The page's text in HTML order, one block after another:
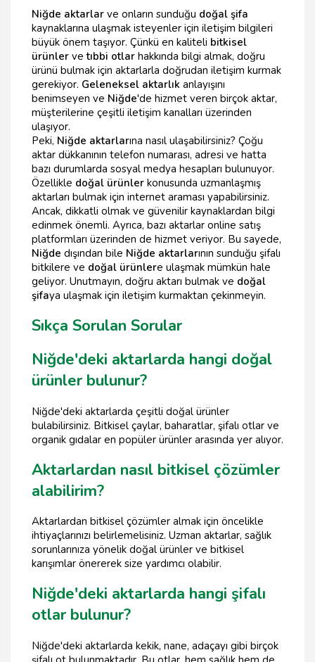
Niğde aktarlar ve onların sunduğu doğal şifa
kaynaklarına ulaşmak isteyenler için iletişim bilgileri
büyük önem taşıyor. Çünkü en kaliteli bitkisel
ürünler vetıbbi otlar hakkında bilgi almak, doğru
ürünü bulmak için aktarlarla doğrudan iletişim kurmak
gerekiyor. Geleneksel aktarlık anlayışını
benimseyen ve Niğde'de hizmet veren birçok aktar,
müşterilerine çeşitli iletişim kanalları üzerinden
ulaşıyor.
Peki, Niğde aktarlarına nasıl ulaşabilirsiniz? Çoğu
aktar dükkanının telefon numarası, adresi ve hatta
bazı durumlarda sosyal medya hesapları bulunuyor.
Özellikle doğal ürünler konusunda uzmanlaşmış
aktarları bulmak için internet araması yapabilirsiniz.
Ancak, dikkatli olmak ve güvenilir kaynaklardan bilgi
edinmek önemli. Ayrıca, bazı aktarlar online satış
platformları üzerinden de hizmet veriyor. Bu sayede,
Niğde dışından bile Niğde aktarlarının sunduğu şifalı
bitkilere ve doğal ürünlere ulaşmak mümkün hale
geliyor. Unutmayın, doğru aktarı bulmak ve doğal
şifaya ulaşmak için iletişim kurmaktan çekinmeyin.
Sıkça Sorulan Sorular
Niğde'deki aktarlarda hangi doğal
ürünler bulunur?
Niğde'deki aktarlarda çeşitli doğal ürünler
bulabilirsiniz. Bitkisel çaylar, baharatlar, şifalı otlar ve
organik gıdalar en popüler ürünler arasında yer alıyor.
Aktarlardan nasıl bitkisel çözümler
alabilirim?
Aktarlardan bitkisel çözümler almak için öncelikle
ihtiyaçlarınızı belirlemelisiniz. Uzman aktarlar, sağlık
sorunlarınıza yönelik doğal ürünler ve bitkisel
karışımlar önererek size yardımcı olabilir.
Niğde'deki aktarlarda hangi şifalı
otlar bulunur?
Niğde'deki aktarlarda kekik, nane, adaçayı gibi birçok